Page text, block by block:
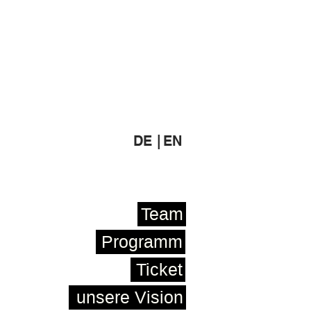
DE | EN
Team
Programm
Ticket
unsere Vision